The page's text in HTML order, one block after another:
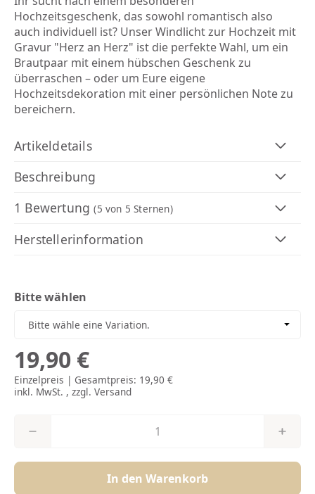
Hochzeitsgeschenk, das sowohl romantisch also
auch individuell ist? Unser Windlicht zur Hochzeit mit
Gravur "Herz an Herz" ist die perfekte Wahl, um ein
Brautpaar mit einem hübschen Geschenk zu
überraschen – oder um Eure eigene
Hochzeitsdekoration mit einer persönlichen Note zu
bereichern.
Artikeldetails
Beschreibung
1 Bewertung(5 von 5 Sternen)
Herstellerinformation
Bitte wählen
Bitte wähle eine Variation.
19,90 €
Einzelpreis | Gesamtpreis: 19,90 €
inkl. MwSt. , zzgl. Versand
In den Warenkorb